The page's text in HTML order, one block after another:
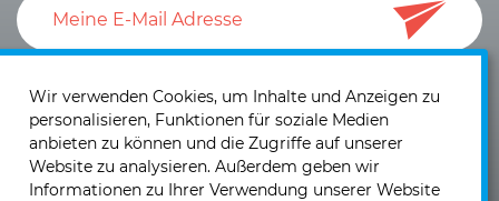
Einwilligung zum Versand von Neuigkeiten und
Informationen.
Wir verwenden Cookies, um Inhalte und Anzeigen zu
personalisieren, Funktionen für soziale Medien
anbieten zu können und die Zugriffe auf unserer
Website zu analysieren. Außerdem geben wir
Informationen zu Ihrer Verwendung unserer Website